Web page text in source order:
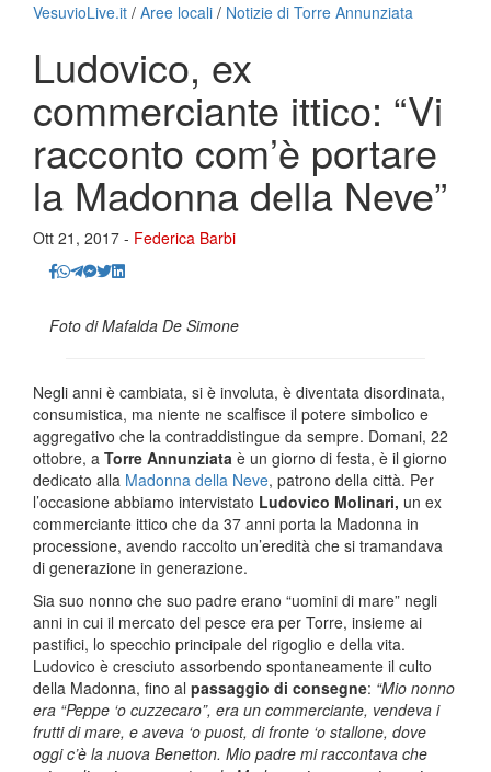
VesuvioLive.it / Aree locali / Notizie di Torre Annunziata
Ludovico, ex
commerciante ittico: “Vi
racconto com’è portare
la Madonna della Neve”
Ott 21, 2017 - Federica Barbi
Foto di Mafalda De Simone
Negli anni è cambiata, si è involuta, è diventata disordinata,
consumistica, ma niente ne scalfisce il potere simbolico e
aggregativo che la contraddistingue da sempre. Domani, 22
ottobre, a Torre Annunziata è un giorno di festa, è il giorno
dedicato alla Madonna della Neve, patrono della città. Per
l’occasione abbiamo intervistato Ludovico Molinari, un ex
commerciante ittico che da 37 anni porta la Madonna in
processione, avendo raccolto un’eredità che si tramandava
di generazione in generazione.
Sia suo nonno che suo padre erano “uomini di mare” negli
anni in cui il mercato del pesce era per Torre, insieme ai
pastifici, lo specchio principale del rigoglio e della vita.
Ludovico è cresciuto assorbendo spontaneamente il culto
della Madonna, fino al passaggio di consegne: “Mio nonno
era “Peppe ‘o cuzzecaro”, era un commerciante, vendeva i
frutti di mare, e aveva ‘o puost, di fronte ‘o stallone, dove
oggi c’è la nuova Benetton. Mio padre mi raccontava che